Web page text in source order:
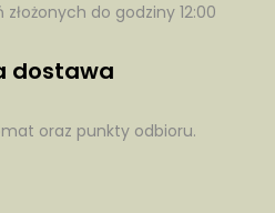
do godziny 12:00
dostawa
oraz punkty odbioru.